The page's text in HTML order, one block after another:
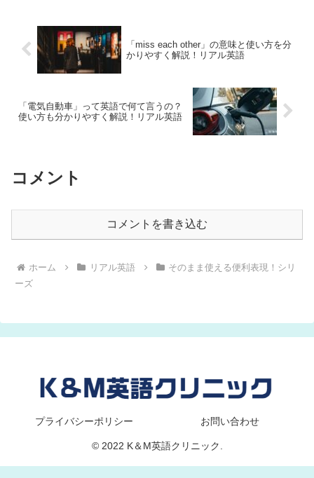
「miss each other」の意味と使い方を分
かりやすく解説！リアル英語
「電気自動車」って英語で何て言うの？
使い方も分かりやすく解説！リアル英語
コメント
コメントを書き込む
ホーム リアル英語
そのまま使える便利表現！シリ
ーズ
プライバシーポリシー お問い合わせ
© 2022 K＆M英語クリニック.